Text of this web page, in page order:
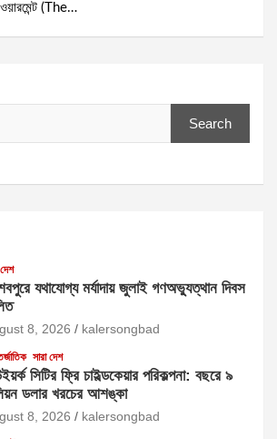
(The…
Search
যথাযোগ্য মর্যাদায় জুলাই গণঅভ্যুত্থান দিবস
8, 2026 kalersongbad
সারা দেশ
সিটির ফ্রি চাইল্ডকেয়ার পরিকল্পনা: বছরে ৯
ডলার খরচের আশঙ্কা
8, 2026 kalersongbad